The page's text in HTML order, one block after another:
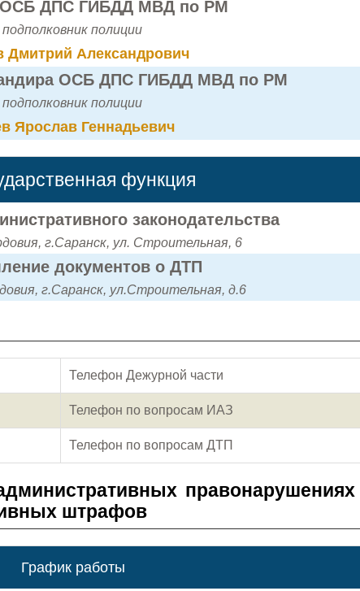
ОСБ ДПС ГИБДД МВД по РМ
подполковник полиции
Дмитрий Александрович
ОСБ ДПС ГИБДД МВД по РМ
подполковник полиции
Ярослав Геннадьевич
функция
законодательства
г.Саранск, ул. Строительная, 6
документов о ДТП
г.Саранск, ул.Строительная, д.6
Телефон Дежурной части
Телефон по вопросам ИАЗ
Телефон по вопросам ДТП
штрафов
График работы